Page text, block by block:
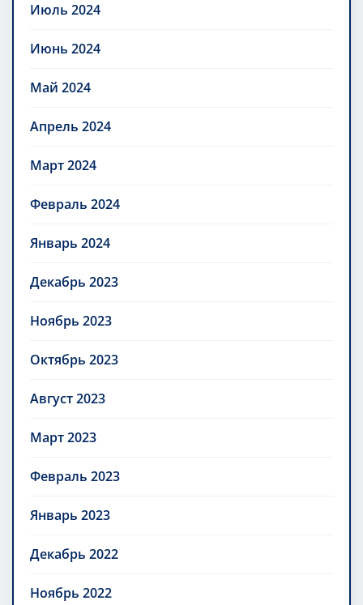
Июль 2024
Июнь 2024
Май 2024
Апрель 2024
Март 2024
Февраль 2024
Январь 2024
Декабрь 2023
Ноябрь 2023
Октябрь 2023
Август 2023
Март 2023
Февраль 2023
Январь 2023
Декабрь 2022
Ноябрь 2022